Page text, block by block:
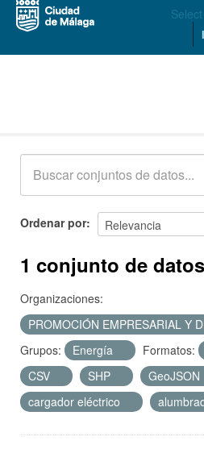
Acerca de
Ordenar por
1 conjunto de
Organizaciones:
PROMOCIÓN EMPRESARIAL Y
Grupos:
Energía Formatos:
CSV
SHP GeoJSON
cargador eléctrico